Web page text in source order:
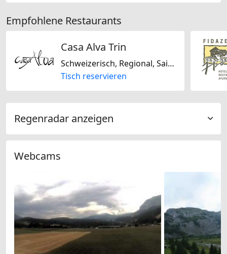
Empfohlene Restaurants
Casa Alva Trin
Schweizerisch, Regional, Saisonal
Tisch reservieren
Regenradar anzeigen
Webcams